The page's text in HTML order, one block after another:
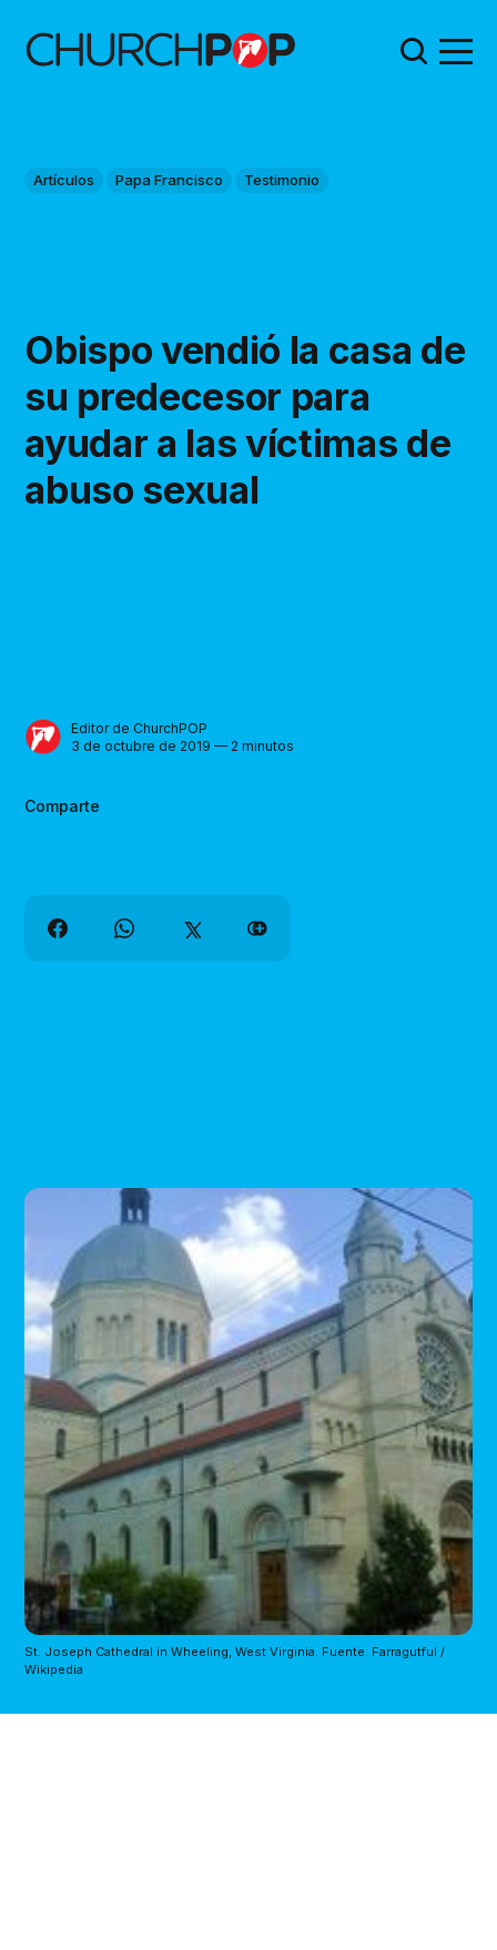
Artículos Papa Francisco Testimonio
Obispo vendió la casa de
su predecesor para
ayudar a las víctimas de
abuso sexual
Editor de ChurchPOP
3 de octubre de 2019 — 2 minutos
Comparte
St. Joseph Cathedral in Wheeling, West Virginia. Fuente: Farragutful /
Wikipedia